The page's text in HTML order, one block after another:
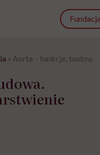
› Aorta – funkcje,